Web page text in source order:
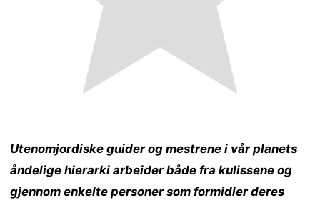
Utenomjordiske guider og mestrene i vår planets
åndelige hierarki arbeider både fra kulissene og
gjennom enkelte personer som formidler deres